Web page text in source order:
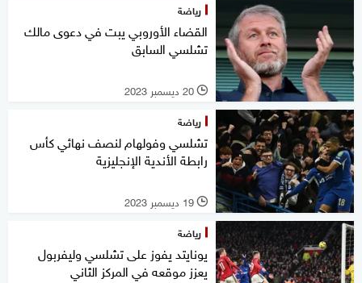
رياضة
القضاء الأوروبي يبت في دعوى مالك
تشلسي السابق
l 20 ديسمبر 2023
رياضة
تشلسي وفولهام لنصف نهائي كأس
رابطة الأندية الإنجليزية
l 19 ديسمبر 2023
رياضة
يونايتد يفوز على تشلسي وليفربول
يعزز موقعه في المركز الثاني